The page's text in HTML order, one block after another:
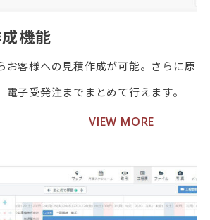
機能
お客様への見積作成が可能。さらに原
子受発注までまとめて行えます。
VIEW MORE